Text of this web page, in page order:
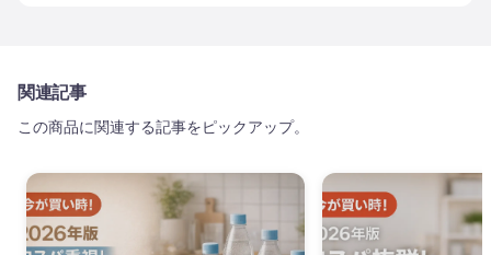
関連記事
この商品に関連する記事をピックアップ。